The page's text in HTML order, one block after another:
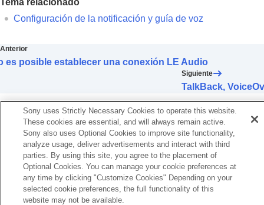
Configuración de la notificación y guía de voz
Anterior
es posible establecer una conexión LE Audio
Siguiente
TalkBack,
Sony uses Strictly Necessary Cookies to operate this website.
These cookies are essential, and will always remain active.
Sony also uses Optional Cookies to improve site functionality,
analyze usage, deliver advertisements and interact with third
parties. By using this site, you agree to the placement of
Optional Cookies. You can manage your cookie preferences at
any time by clicking "Customize Cookies" Depending on your
selected cookie preferences, the full functionality of this
website may not be available.